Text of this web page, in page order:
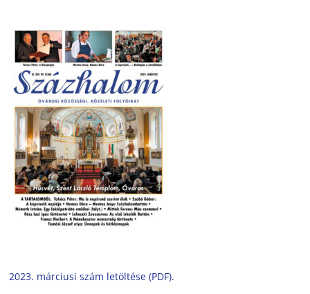
2023. márciusi szám letöltése (PDF).